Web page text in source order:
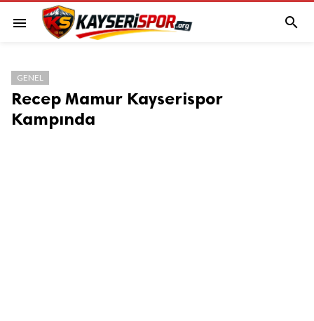
menu 
GENEL
Recep Mamur Kayserispor
Kampında